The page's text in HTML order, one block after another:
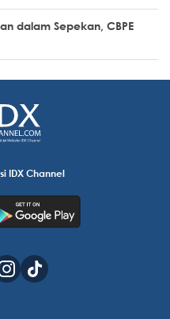
dalam Sepekan, CBPE
IDX Channel